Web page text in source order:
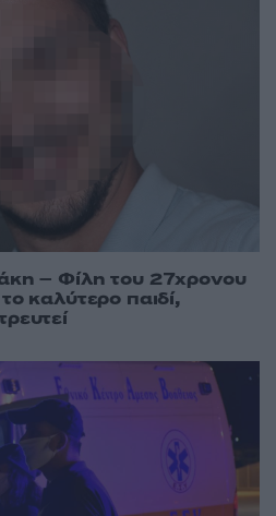
– Φίλη του 27χρονου
καλύτερο παιδί,